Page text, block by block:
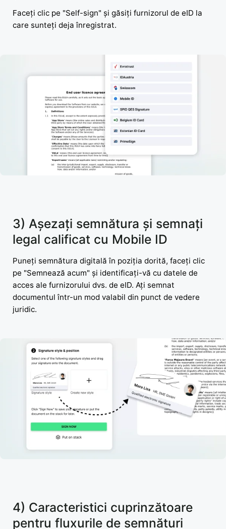
Faceți clic pe "Self-sign" și găsiți furnizorul de eID la
care sunteți deja înregistrat.
3) Așezați semnătura și semnați
legal calificat cu Mobile ID
Puneți semnătura digitală în poziția dorită, faceți clic
pe "Semnează acum" și identificați-vă cu datele de
acces ale furnizorului dvs. de eID. Ați semnat
documentul într-un mod valabil din punct de vedere
juridic.
4) Caracteristici cuprinzătoare
pentru fluxurile de semnături